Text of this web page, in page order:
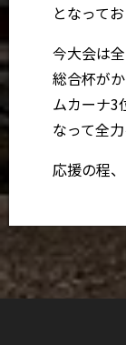
となってお
今大会は
総合杯が
ムカーナ3
なって全
応援の程